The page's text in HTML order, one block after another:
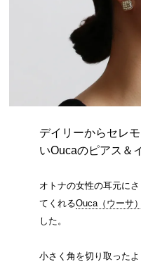
デイリーからセレ
いOucaのピアス＆
オトナの女性の耳元に
てくれるOuca（ウーサ
した。
小さく角を切り取った